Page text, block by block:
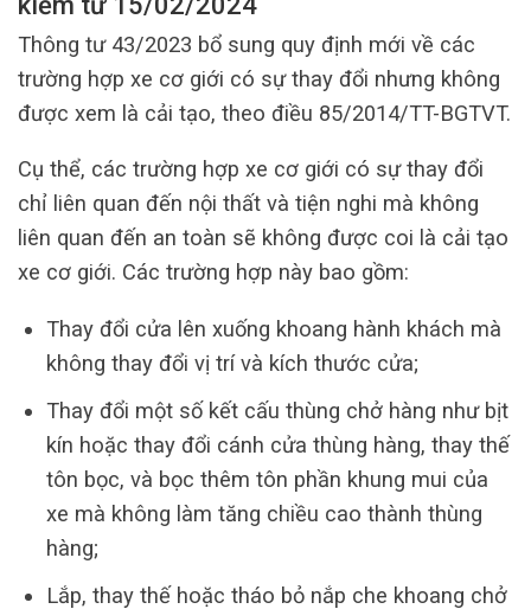
Thông tư 43/2023 bổ sung quy định mới về các
trường hợp xe cơ giới có sự thay đổi nhưng không
được xem là cải tạo, theo điều 85/2014/TT-BGTVT.
Cụ thể, các trường hợp xe cơ giới có sự thay đổi
chỉ liên quan đến nội thất và tiện nghi mà không
liên quan đến an toàn sẽ không được coi là cải tạo
xe cơ giới. Các trường hợp này bao gồm:
Thay đổi cửa lên xuống khoang hành khách mà
không thay đổi vị trí và kích thước cửa;
Thay đổi một số kết cấu thùng chở hàng như bịt
kín hoặc thay đổi cánh cửa thùng hàng, thay thế
tôn bọc, và bọc thêm tôn phần khung mui của
xe mà không làm tăng chiều cao thành thùng
hàng;
Lắp, thay thế hoặc tháo bỏ nắp che khoang chở